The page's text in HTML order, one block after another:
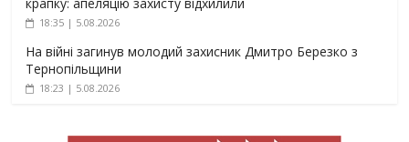
18:35 | 5.08.2026
На війні загинув молодий захисник Дмитро Березко з
Тернопільщини
18:23 | 5.08.2026